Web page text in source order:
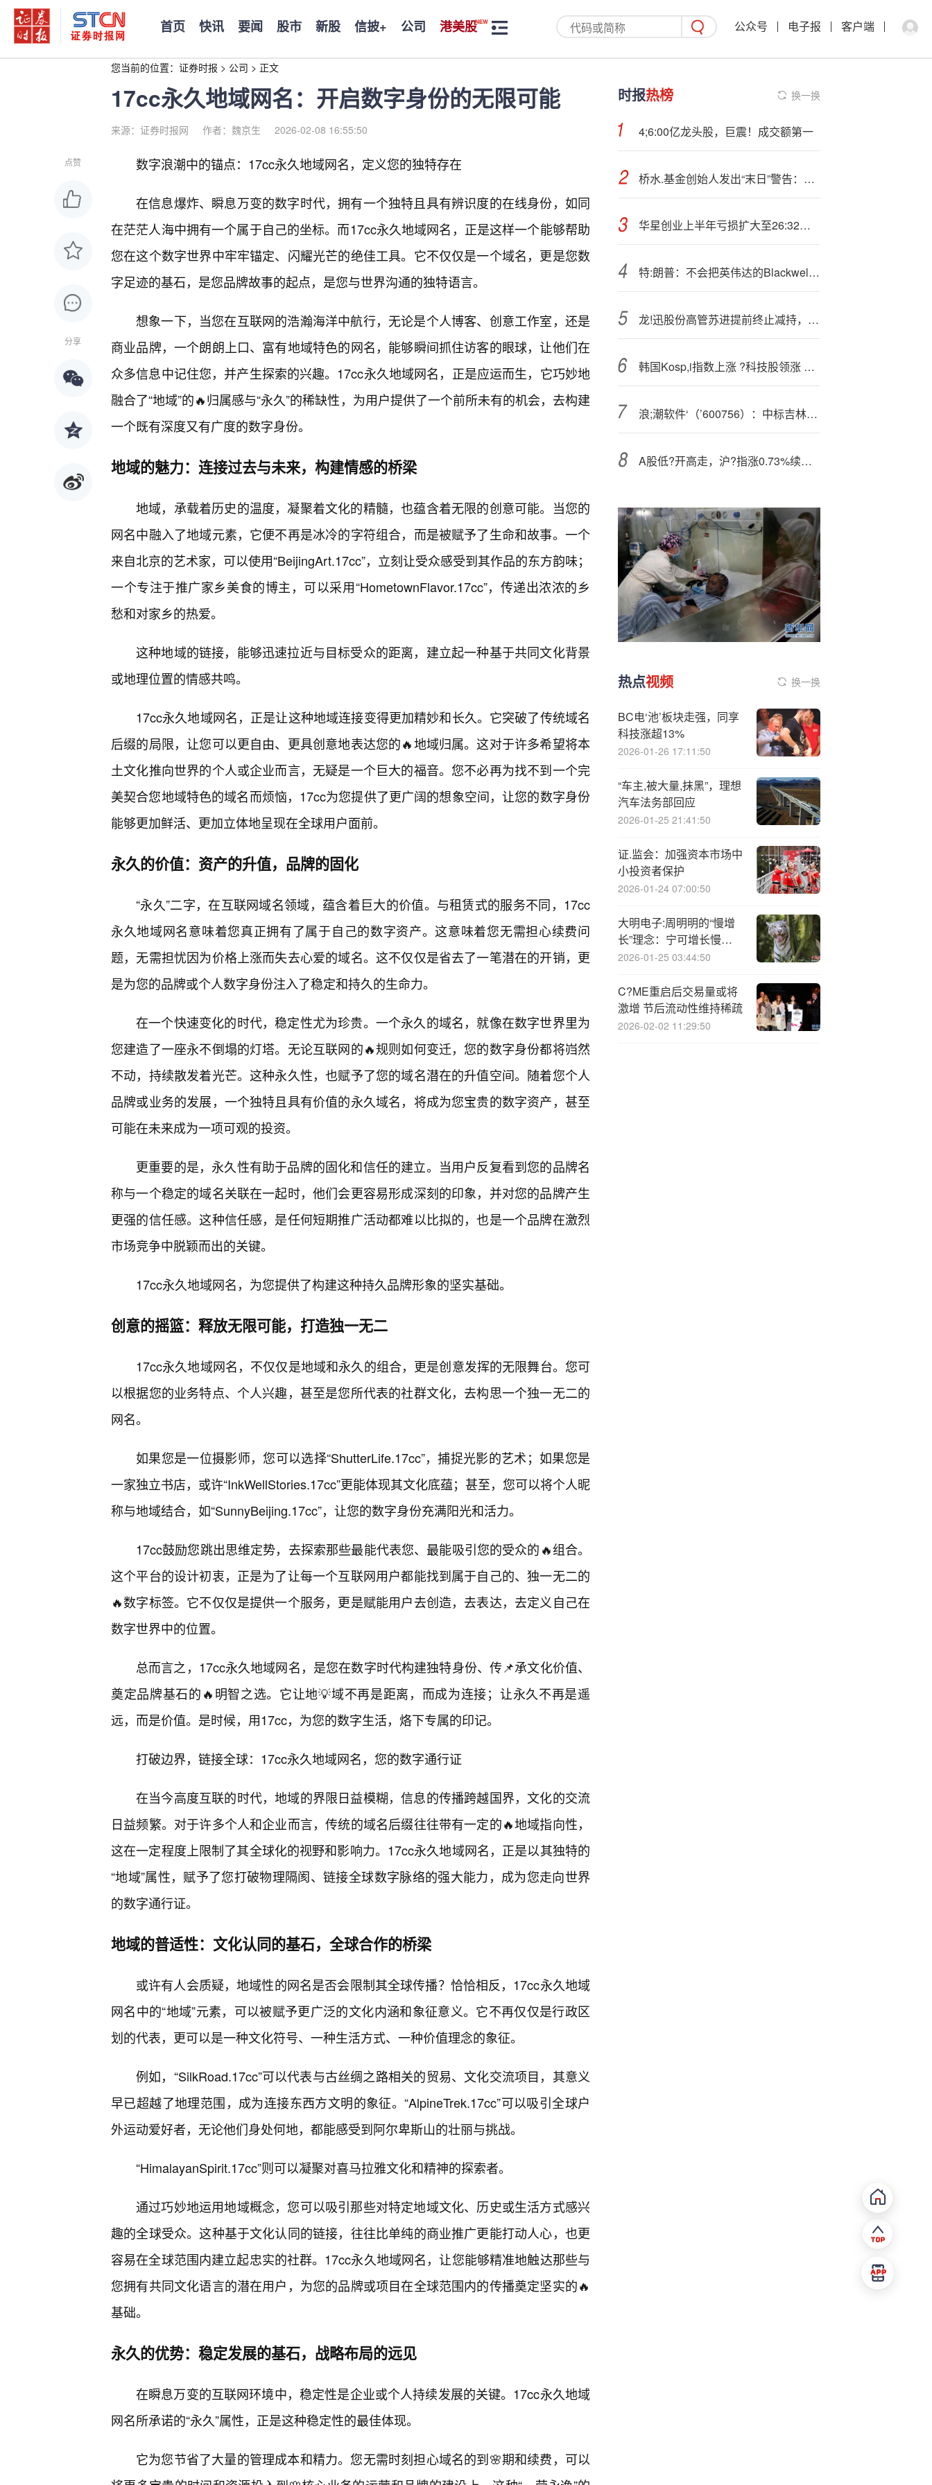
首页 快讯 要闻 股市 新股 信披+ 公司 港美股 公众号 电子报 客户端
您当前的位置： 证券时报 > 公司 > 正文
17cc永久地域网名：开启数字身份的无限可能
来源：证券时报网 作者：魏京生 2026-02-08 16:55:50
点赞
分享
数字浪潮中的锚点：17cc永久地域网名，定义您的独特存在
在信息爆炸、瞬息万变的数字时代，拥有一个独特且具有辨识度的在线身份，如同
在茫茫人海中拥有一个属于自己的坐标。而17cc永久地域网名，正是这样一个能够帮助
您在这个数字世界中牢牢锚定、闪耀光芒的绝佳工具。它不仅仅是一个域名，更是您数
字足迹的基石，是您品牌故事的起点，是您与世界沟通的独特语言。
想象一下，当您在互联网的浩瀚海洋中航行，无论是个人博客、创意工作室，还是
商业品牌，一个朗朗上口、富有地域特色的网名，能够瞬间抓住访客的眼球，让他们在
众多信息中记住您，并产生探索的兴趣。17cc永久地域网名，正是应运而生，它巧妙地
融合了“地域”的🔥归属感与“永久”的稀缺性，为用户提供了一个前所未有的机会，去构建
一个既有深度又有广度的数字身份。
地域的魅力：连接过去与未来，构建情感的桥梁
地域，承载着历史的温度，凝聚着文化的精髓，也蕴含着无限的创意可能。当您的
网名中融入了地域元素，它便不再是冰冷的字符组合，而是被赋予了生命和故事。一个
来自北京的艺术家，可以使用“BeijingArt.17cc”，立刻让受众感受到其作品的东方韵味；
一个专注于推广家乡美食的博主，可以采用“HometownFlavor.17cc”，传递出浓浓的乡
愁和对家乡的热爱。
这种地域的链接，能够迅速拉近与目标受众的距离，建立起一种基于共同文化背景
或地理位置的情感共鸣。
17cc永久地域网名，正是让这种地域连接变得更加精妙和长久。它突破了传统域名
后缀的局限，让您可以更自由、更具创意地表达您的🔥地域归属。这对于许多希望将本
土文化推向世界的个人或企业而言，无疑是一个巨大的福音。您不必再为找不到一个完
美契合您地域特色的域名而烦恼，17cc为您提供了更广阔的想象空间，让您的数字身份
能够更加鲜活、更加立体地呈现在全球用户面前。
永久的价值：资产的升值，品牌的固化
“永久”二字，在互联网域名领域，蕴含着巨大的价值。与租赁式的服务不同，17cc
永久地域网名意味着您真正拥有了属于自己的数字资产。这意味着您无需担心续费问
题，无需担忧因为价格上涨而失去心爱的域名。这不仅仅是省去了一笔潜在的开销，更
是为您的品牌或个人数字身份注入了稳定和持久的生命力。
在一个快速变化的时代，稳定性尤为珍贵。一个永久的域名，就像在数字世界里为
您建造了一座永不倒塌的灯塔。无论互联网的🔥规则如何变迁，您的数字身份都将岿然
不动，持续散发着光芒。这种永久性，也赋予了您的域名潜在的升值空间。随着您个人
品牌或业务的发展，一个独特且具有价值的永久域名，将成为您宝贵的数字资产，甚至
可能在未来成为一项可观的投资。
更重要的是，永久性有助于品牌的固化和信任的建立。当用户反复看到您的品牌名
称与一个稳定的域名关联在一起时，他们会更容易形成深刻的印象，并对您的品牌产生
更强的信任感。这种信任感，是任何短期推广活动都难以比拟的，也是一个品牌在激烈
市场竞争中脱颖而出的关键。
17cc永久地域网名，为您提供了构建这种持久品牌形象的坚实基础。
创意的摇篮：释放无限可能，打造独一无二
17cc永久地域网名，不仅仅是地域和永久的组合，更是创意发挥的无限舞台。您可
以根据您的业务特点、个人兴趣，甚至是您所代表的社群文化，去构思一个独一无二的
网名。
如果您是一位摄影师，您可以选择“ShutterLife.17cc”，捕捉光影的艺术；如果您是
一家独立书店，或许“InkWellStories.17cc”更能体现其文化底蕴；甚至，您可以将个人昵
称与地域结合，如“SunnyBeijing.17cc”，让您的数字身份充满阳光和活力。
17cc鼓励您跳出思维定势，去探索那些最能代表您、最能吸引您的受众的🔥组合。
这个平台的设计初衷，正是为了让每一个互联网用户都能找到属于自己的、独一无二的
🔥数字标签。它不仅仅是提供一个服务，更是赋能用户去创造，去表达，去定义自己在
数字世界中的位置。
总而言之，17cc永久地域网名，是您在数字时代构建独特身份、传📌承文化价值、
奠定品牌基石的🔥明智之选。它让地💡域不再是距离，而成为连接；让永久不再是遥
远，而是价值。是时候，用17cc，为您的数字生活，烙下专属的印记。
打破边界，链接全球：17cc永久地域网名，您的数字通行证
在当今高度互联的时代，地域的界限日益模糊，信息的传播跨越国界，文化的交流
日益频繁。对于许多个人和企业而言，传统的域名后缀往往带有一定的🔥地域指向性，
这在一定程度上限制了其全球化的视野和影响力。17cc永久地域网名，正是以其独特的
“地域”属性，赋予了您打破物理隔阂、链接全球数字脉络的强大能力，成为您走向世界
的数字通行证。
地域的普适性：文化认同的基石，全球合作的桥梁
或许有人会质疑，地域性的网名是否会限制其全球传播？恰恰相反，17cc永久地域
网名中的“地域”元素，可以被赋予更广泛的文化内涵和象征意义。它不再仅仅是行政区
划的代表，更可以是一种文化符号、一种生活方式、一种价值理念的象征。
例如，“SilkRoad.17cc”可以代表与古丝绸之路相关的贸易、文化交流项目，其意义
早已超越了地理范围，成为连接东西方文明的象征。“AlpineTrek.17cc”可以吸引全球户
外运动爱好者，无论他们身处何地，都能感受到阿尔卑斯山的壮丽与挑战。
“HimalayanSpirit.17cc”则可以凝聚对喜马拉雅文化和精神的探索者。
通过巧妙地运用地域概念，您可以吸引那些对特定地域文化、历史或生活方式感兴
趣的全球受众。这种基于文化认同的链接，往往比单纯的商业推广更能打动人心，也更
容易在全球范围内建立起忠实的社群。17cc永久地域网名，让您能够精准地触达那些与
您拥有共同文化语言的潜在用户，为您的品牌或项目在全球范围内的传播奠定坚实的🔥
基础。
永久的优势：稳定发展的基石，战略布局的远见
在瞬息万变的互联网环境中，稳定性是企业或个人持续发展的关键。17cc永久地域
网名所承诺的“永久”属性，正是这种稳定性的最佳体现。
它为您节省了大量的管理成本和精力。您无需时刻担心域名的到🌸期和续费，可以
时报热榜 换一换
4;6:00亿龙头股，巨震！成交额第一
桥水.基金创始人发出“末日”警告：英美“正走向非常、非常黑暗的时期”！
华星创业上半年亏损扩大至26:32万元 经营现金流净额为-3454万元
特:朗普：不会把英伟达的Blackwell芯片给“其他人”
龙!迅股份高管苏进提前终止减持，实际减持7.7万股
韩国Kosp,i指数上涨 ?科技股领涨 投资者关注利率决定
浪;潮软件‘（’600756）：中标吉林省政务服务和数字化建设服务中心采购项目，中标金额为215.00万元
A股低?开高走，沪?指涨0.73%续创十年新高：3952股收涨，锂电大幅走高
热点视频 换一换
BC电‘池’板块走强，同享
科技涨超13%
2026-01-26 17:11:50
“车主,被大量,抹黑”，理想
汽车法务部回应
2026-01-25 21:41:50
证.监会：加强资本市场中
小投资者保护
2026-01-24 07:00:50
大明电子:周明明的“慢增
长”理念：宁可增长慢一
点，但要守得久一点
2026-01-25 03:44:50
C?ME重启后交易量或将
激增 节后流动性维持稀疏
2026-02-02 11:29:50